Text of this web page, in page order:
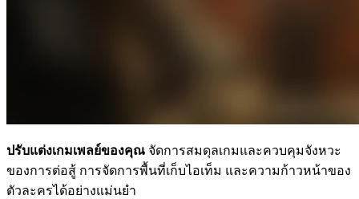
ปรับแต่งเกมเพลย์ของคุณ จัดการสมดุลเกมและควบคุมจังหวะ
ของการต่อสู้ การจัดการพื้นที่เก็บไอเท็ม และความก้าวหน้าของ
ตัวละครได้อย่างแม่นยำ